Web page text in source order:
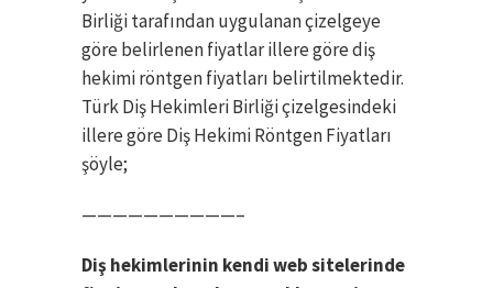
Birliği tarafından uygulanan çizelgeye
göre belirlenen fiyatlar illere göre diş
hekimi röntgen fiyatları belirtilmektedir.
Türk Diş Hekimleri Birliği çizelgesindeki
illere göre Diş Hekimi Röntgen Fiyatları
şöyle;
——————————–
Diş hekimlerinin kendi web sitelerinde